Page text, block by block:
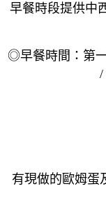
早餐時段提供中
◎早餐時間：第一
/
有現做的歐姆蛋